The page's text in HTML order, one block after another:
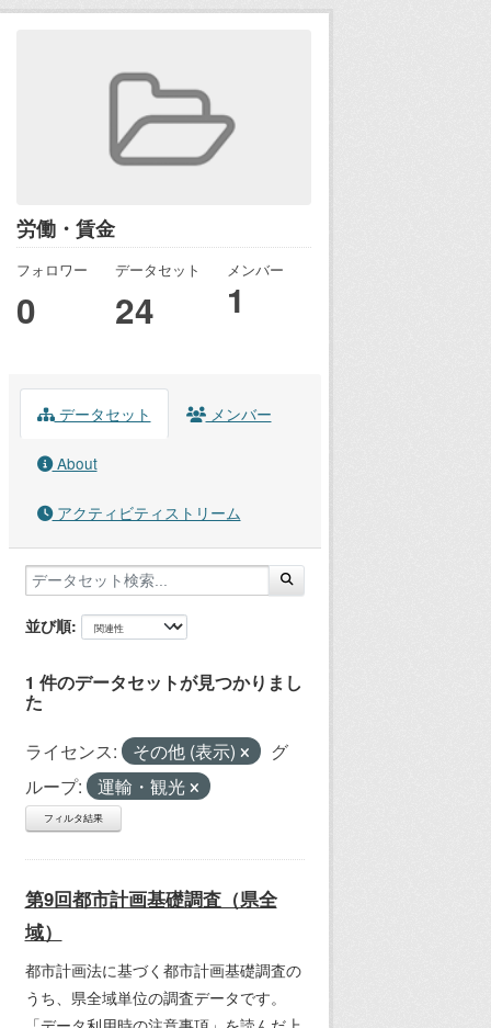
労働・賃金
フォロワー
0
データセット
24
メンバー
1
データセット メンバー
About
アクティビティストリーム
並び順
1 件のデータセットが見つかりまし
た
ライセンス: その他 (表示)
グ
ループ:
運輸・観光
フィルタ結果
第9回都市計画基礎調査（県全
域）
都市計画法に基づく都市計画基礎調査の
うち、県全域単位の調査データです。